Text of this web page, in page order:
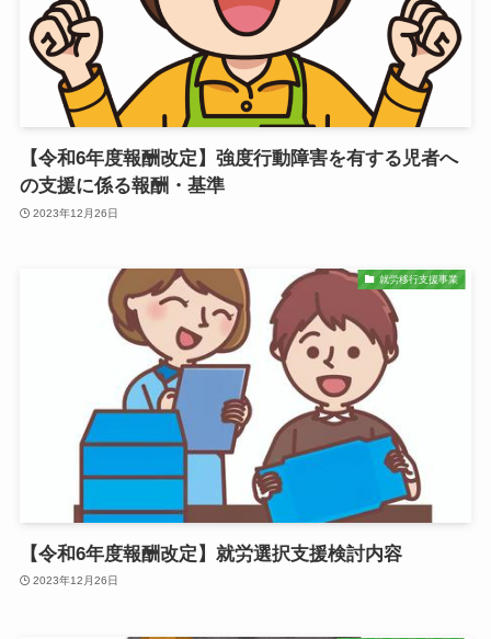
【令和6年度報酬改定】強度行動障害を有する児者へ
の支援に係る報酬・基準
2023年12月26日
就労移行支援事業
【令和6年度報酬改定】就労選択支援検討内容
2023年12月26日